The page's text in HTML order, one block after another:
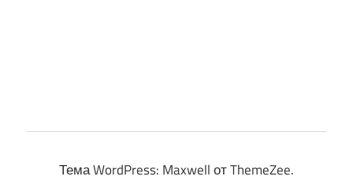
Тема WordPress: Maxwell от ThemeZee.